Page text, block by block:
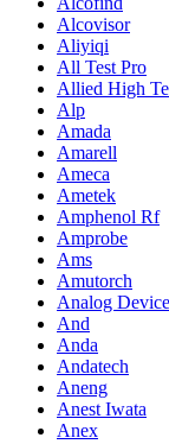
Alcovisor
Aliyiqi
All Test Pro
Allied High
Alp
Amada
Amarell
Ameca
Ametek
Amphenol Rf
Amprobe
Ams
Amutorch
Analog
And
Anda
Andatech
Aneng
Anest Iwata
Anex